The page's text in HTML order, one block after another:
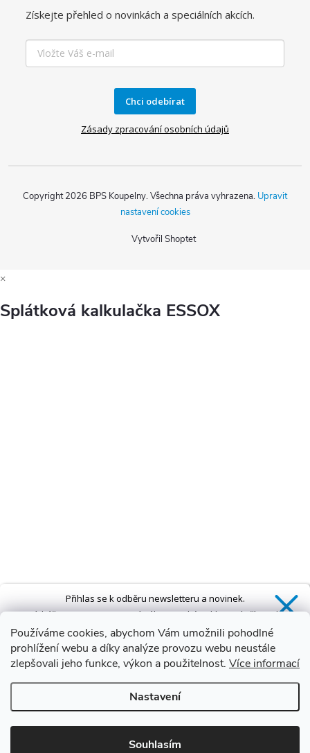
Používáme cookies, abychom Vám umožnili pohodlné
prohlížení webu a díky analýze provozu webu neustále
zlepšovali jeho funkce, výkon a použitelnost. Více informací
Nastavení
Souhlasím
Získejte přehled o novinkách a speciálních akcích.
Chci odebírat
Zásady zpracování osobních údajů
Vytvořil Shoptet
Copyright 2026 BPS Koupelny. Všechna práva vyhrazena. Upravit
nastavení cookies
×
Splátková kalkulačka ESSOX
Přihlas se k odběru newsletteru a novinek.
ZískášSLEVU 5 %na první nákup a také exkluzivní přístup k
novinkám, slevám a dalším speciálním nabídkám.*
Ano, chci se přihlásit
Zásady zpracování osobních údajů
*Sleva neplatí na vany s dvířky AVO a VOVO